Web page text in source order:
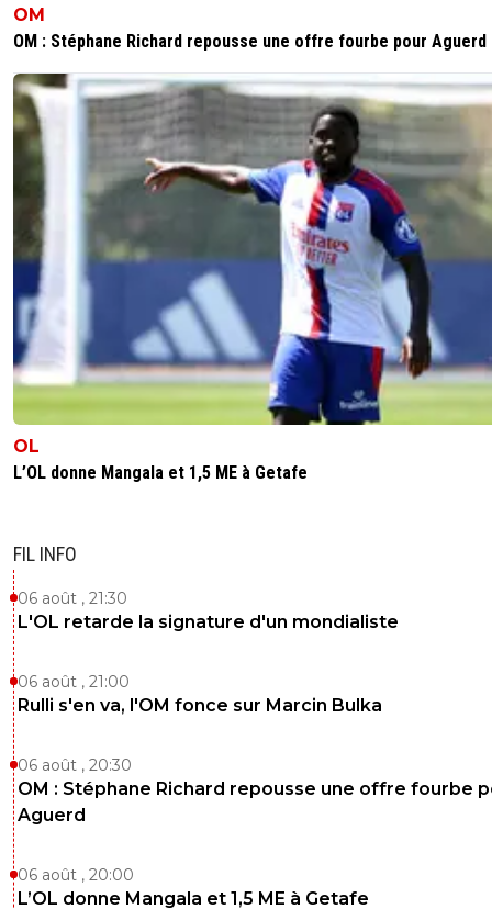
OM
OM : Stéphane Richard repousse une offre fourbe pour Aguerd
OL
L’OL donne Mangala et 1,5 ME à Getafe
FIL INFO
06 août , 21:30
L'OL retarde la signature d'un mondialiste
06 août , 21:00
Rulli s'en va, l'OM fonce sur Marcin Bulka
06 août , 20:30
OM : Stéphane Richard repousse une offre fourbe
Aguerd
06 août , 20:00
L’OL donne Mangala et 1,5 ME à Getafe